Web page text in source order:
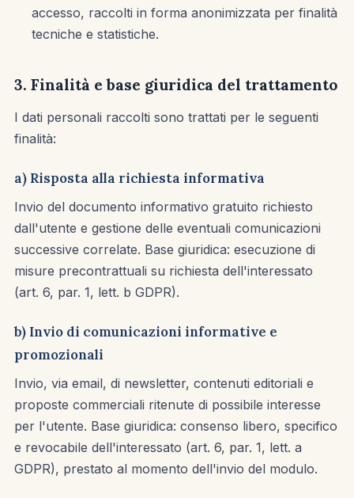
accesso, raccolti in forma anonimizzata per finalità
tecniche e statistiche.
3. Finalità e base giuridica del trattamento
I dati personali raccolti sono trattati per le seguenti
finalità:
a) Risposta alla richiesta informativa
Invio del documento informativo gratuito richiesto
dall'utente e gestione delle eventuali comunicazioni
successive correlate. Base giuridica: esecuzione di
misure precontrattuali su richiesta dell'interessato
(art. 6, par. 1, lett. b GDPR).
b) Invio di comunicazioni informative e
promozionali
Invio, via email, di newsletter, contenuti editoriali e
proposte commerciali ritenute di possibile interesse
per l'utente. Base giuridica: consenso libero, specifico
e revocabile dell'interessato (art. 6, par. 1, lett. a
GDPR), prestato al momento dell'invio del modulo.